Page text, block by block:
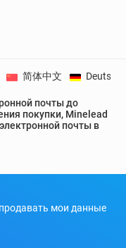
почты до
покупки, Minelead
почты в
简体中文 Deutsch
мои данные